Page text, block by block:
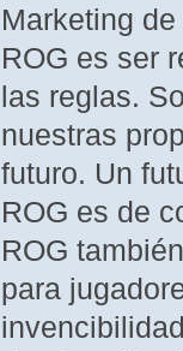
Marketing
ROG es ser
las reglas.
nuestras
futuro. Un
ROG es de
ROG
para